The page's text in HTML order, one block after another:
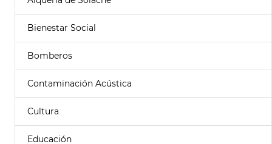
Bienestar Social
Bomberos
Contaminación Acústica
Cultura
Educación